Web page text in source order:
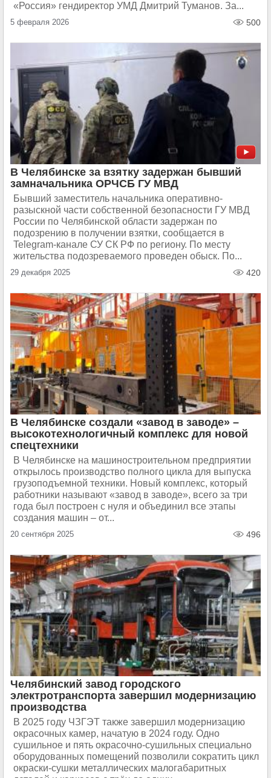
«Россия» гендиректор УМД Дмитрий Туманов. За...
5 февраля 2026 500
В Челябинске за взятку задержан бывший
замначальника ОРЧСБ ГУ МВД
Бывший заместитель начальника оперативно-
разыскной части собственной безопасности ГУ МВД
России по Челябинской области задержан по
подозрению в получении взятки, сообщается в
Telegram-канале СУ СК РФ по региону. По месту
жительства подозреваемого проведен обыск. По...
29 декабря 2025 420
В Челябинске создали «завод в заводе» –
высокотехнологичный комплекс для новой
спецтехники
В Челябинске на машиностроительном предприятии
открылось производство полного цикла для выпуска
грузоподъемной техники. Новый комплекс, который
работники называют «завод в заводе», всего за три
года был построен с нуля и объединил все этапы
создания машин – от...
20 сентября 2025 496
Челябинский завод городского
электротранспорта завершил модернизацию
производства
В 2025 году ЧЗГЭТ также завершил модернизацию
окрасочных камер, начатую в 2024 году. Одно
сушильное и пять окрасочно-сушильных специально
оборудованных помещений позволили сократить цикл
окраски-сушки металлических малогабаритных